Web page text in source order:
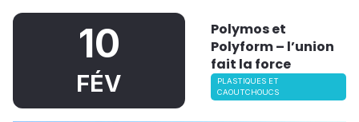
10
FÉV
Polymos et
Polyform – l’union
fait la force
PLASTIQUES ET
CAOUTCHOUCS